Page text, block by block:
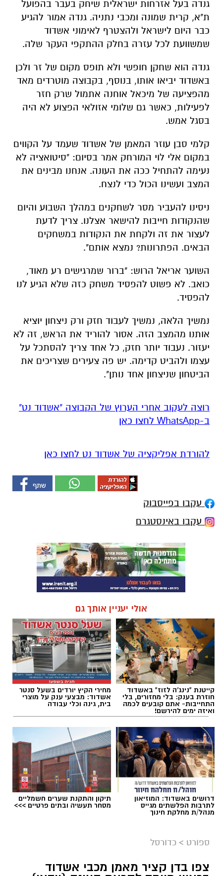
גנדה בעל אזרחות ישראלית שיחק בעבר בהפועל
ת"א, קרית שמונה ומכבי נתניה. גנדה אמור להגיע
כבר היום לישראל ולהצטרף לאימוני אשדוד
שמשוועת לכל עזרה בחלק ההתקפי העקר שלה.
גנדה הוא שחקן חופשי ולא תופס מקום של זר ולכן
באשדוד יביאו אותו, בנוסף, בקבוצה מוטרדים מאד
מהפציעה של מיכאל אוחנה אתמול שרק חזר
לפעילות, כאשר גם שלומי אזולאי הפצוע לא היה
בסגל אמש.
קלמי סבן עוזר המאמן של אשדוד שעמד על הקווים
במקום אלי לוי המורחק אמר בסיום: "סיטואציה לא
נעימה להתחיל ככה את העונה. אנחנו מבינים את
המצב ועשינו הכול כדי לנצח.
ניסינו להעביר מסר לשחקנים במהלך השבוע והיום
שהנקודות חייבות להישאר אצלנו. צריך לדעת
לעצור את זה ולקחת את הנקודות במשחקים
הבאים. הפתרונות? נמצא אותם".
השוער אריאל הרוש: "ברור שמרגישים רע מאוד,
כואב. לא פשוט להפסיד משחק כזה שלא הגיע לנו
להפסיד.
נמשיך הלאה, נמשיך לעבוד חזק ורק ניצחון יוציא
אותנו מהמצב הזה. אסור להוריד את הראש, זה לא
יעזור. נעבוד יותר חזק, כל אחד צריך להסתכל על
עצמו ולהביט קדימה. יש פה צעירים שצריכים את
הביטחון שניצחון אחד נותן".
רוצה לעקוב אחרי הערוץ של הקבוצה "אשדוד נט"
ב-WhatsApp לחצו כאן
להורדת אפליקציה של אשדוד נט לחצו כאן
עקבו בפייסבוק
עקבו באינסטגרם
אולי יעניין אותך גם
קייטנת "נינג'ה לזוז" באשדוד
חוזרת בענק: בלי מחזורים, בלי
התחייבות- אתם קובעים לכמה
ואיזה ימים להירשם!
מחירי הקיץ יורדים בשעל סנטר
אשדוד: מבצעי ענק על מוצרי
בית, גינה וכלי עבודה
דרושים באשדוד: המוזיאון
לתרבות הפלשתים מגייס
מנהל/ת מחלקת חינוך
תיקון והתקנת שערים חשמליים
מסחר תעשיה ובתים פרטיים >>>
ספורט > כדורסל
צפו בדן קציר מאמן מכבי אשדוד